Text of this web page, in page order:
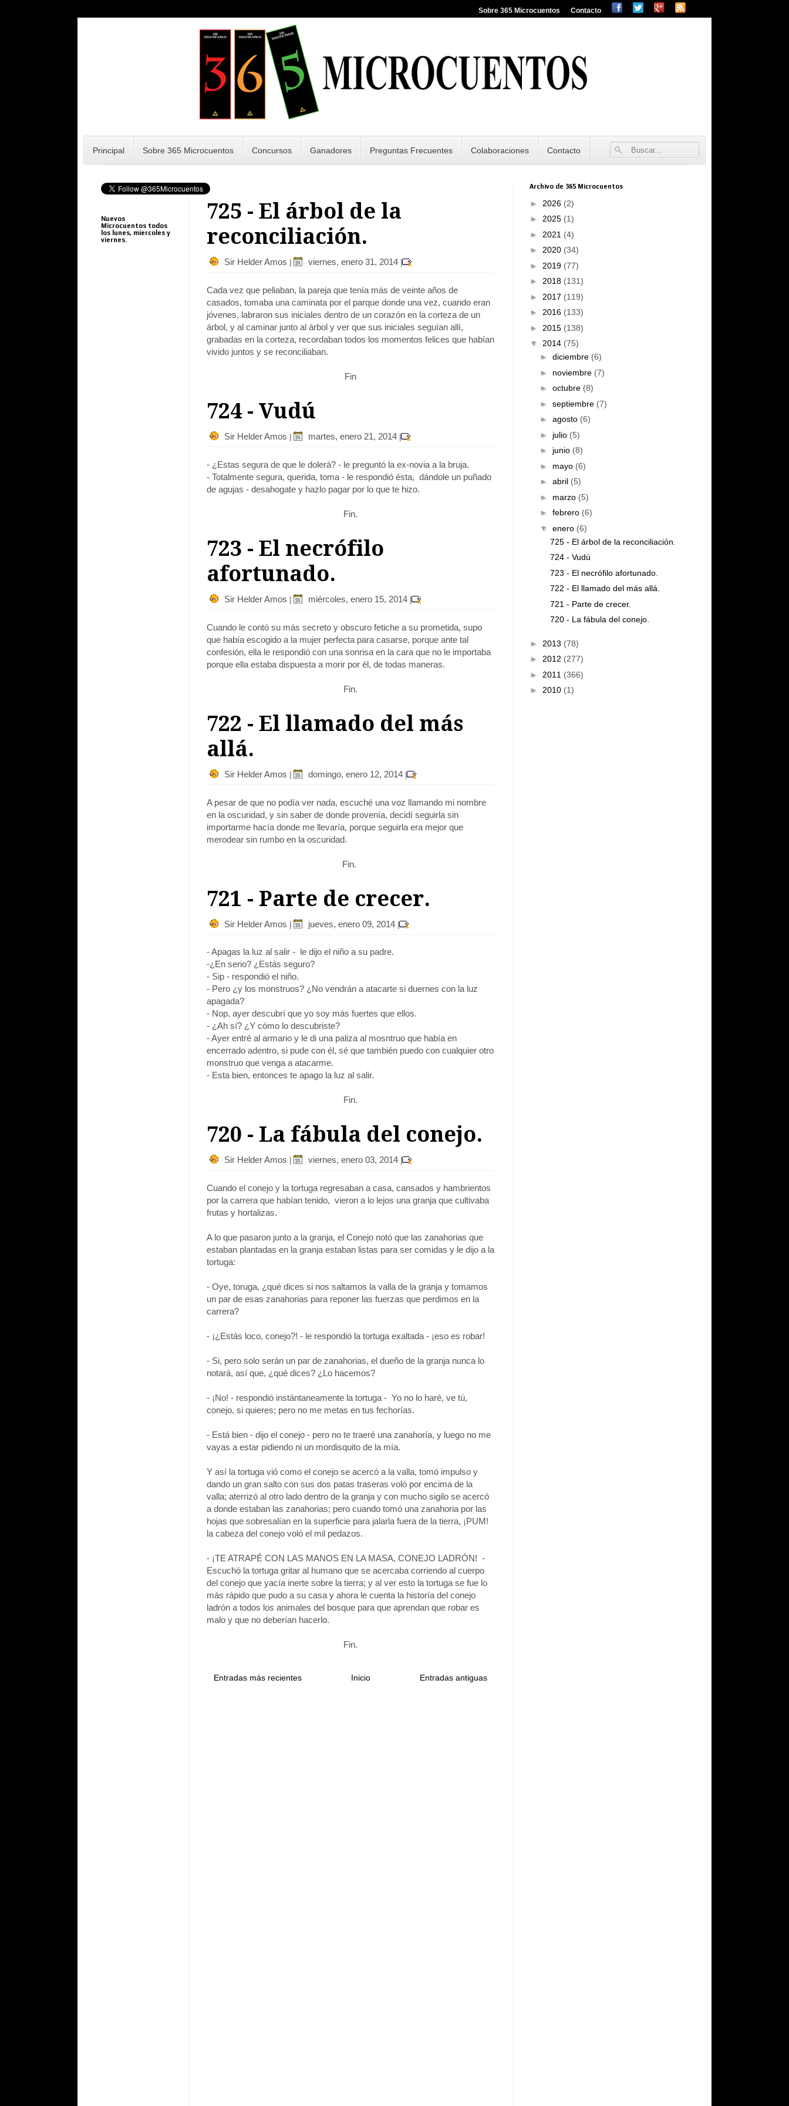
Sobre 365 Microcuentos Contacto
Principal Sobre 365 Microcuentos Concursos Ganadores Preguntas Frecuentes Colaboraciones Contacto
725 - El árbol de la
reconciliación.
Sir Helder Amos viernes, enero 31, 2014
Cada vez que peliaban, la pareja que tenía más de veinte años de
casados, tomaba una caminata por el parque donde una vez, cuando eran
jóvenes, labraron sus iniciales dentro de un corazón en la corteza de un
árbol, y al caminar junto al árbol y ver que sus iniciales seguían allí,
grabadas en la corteza, recordaban todos los momentos felices que habían
vivido juntos y se reconciliaban.
Fin
724 - Vudú
Sir Helder Amos martes, enero 21, 2014
- ¿Estas segura de que le dolerá? - le preguntó la ex-novia a la bruja.
- Totalmente segura, querida, toma - le respondió ésta, dándole un puñado
de agujas - desahogate y hazlo pagar por lo que te hizo.
Fin.
723 - El necrófilo
afortunado.
Sir Helder Amos miércoles, enero 15, 2014
Cuando le contó su más secreto y obscuro fetiche a su prometida, supo
que había escogido a la mujer perfecta para casarse, porque ante tal
confesión, ella le respondió con una sonrisa en la cara que no le importaba
porque ella estaba dispuesta a morir por él, de todas maneras.
Fin.
722 - El llamado del más
allá.
Sir Helder Amos domingo, enero 12, 2014
A pesar de que no podía ver nada, escuché una voz llamando mi nombre
en la oscuridad, y sin saber de donde provenía, decidí seguirla sin
importarme hacía donde me llevaría, porque seguirla era mejor que
merodear sin rumbo en la oscuridad.
Fin.
721 - Parte de crecer.
Sir Helder Amos jueves, enero 09, 2014
- Apagas la luz al salir - le dijo el niño a su padre.
-¿En serio? ¿Estás seguro?
- Sip - respondió el niño.
- Pero ¿y los monstruos? ¿No vendrán a atacarte si duernes con la luz
apagada?
- Nop, ayer descubrí que yo soy más fuertes que ellos.
- ¿Ah sí? ¿Y cómo lo descubriste?
- Ayer entré al armario y le di una paliza al mosntruo que había en
encerrado adentro, si pude con él, sé que también puedo con cualquier otro
monstruo que venga a atacarme.
- Esta bien, entonces te apago la luz al salir.
Fin.
720 - La fábula del conejo.
Sir Helder Amos viernes, enero 03, 2014
Cuando el conejo y la tortuga regresaban a casa, cansados y hambrientos
por la carrera que habían tenido, vieron a lo lejos una granja que cultivaba
frutas y hortalizas.
A lo que pasaron junto a la granja, el Conejo notó que las zanahorias que
estaban plantadas en la granja estaban listas para ser comidas y le dijo a la
tortuga:
- Oye, toruga, ¿qué dices si nos saltamos la valla de la granja y tomamos
un par de esas zanahorias para reponer las fuerzas que perdimos en la
carrera?
- ¡¿Estás loco, conejo?! - le respondió la tortuga exaltada - ¡eso es robar!
- Si, pero solo serán un par de zanahorias, el dueño de la granja nunca lo
notará, así que, ¿qué dices? ¿Lo hacemos?
- ¡No! - respondió instántaneamente la tortuga - Yo no lo haré, ve tú,
conejo, si quieres; pero no me metas en tus fechorías.
- Está bien - dijo el conejo - pero no te traeré una zanahoría, y luego no me
vayas a estar pidiendo ni un mordisquito de la mía.
Y así la tortuga vió como el conejo se acercó a la valla, tomó impulso y
dando un gran salto con sus dos patas traseras voló por encima de la
valla; aterrizó al otro lado dentro de la granja y con mucho sigilo se acercó
a donde estaban las zanahorias; pero cuando tomó una zanahoria por las
hojas que sobresalían en la superficie para jalarla fuera de la tierra, ¡PUM!
la cabeza del conejo voló el mil pedazos.
- ¡TE ATRAPÉ CON LAS MANOS EN LA MASA, CONEJO LADRÓN! -
Escuchó la tortuga gritar al humano que se acercaba corriendo al cuerpo
del conejo que yacía inerte sobre la tierra; y al ver esto la tortuga se fue lo
más rápido que pudo a su casa y ahora le cuenta la historía del conejo
ladrón a todos los animales del bosque para que aprendan que robar es
malo y que no deberían hacerlo.
Fin.
Entradas más recientes Entradas antiguas
Inicio
Nuevos
Microcuentos todos
los lunes, miercoles y
viernes.
Archivo de 365 Microcuentos
► 2026 (2)
► 2025 (1)
► 2021 (4)
► 2020 (34)
► 2019 (77)
► 2018 (131)
► 2017 (119)
► 2016 (133)
► 2015 (138)
▼ 2014 (75)
► diciembre (6)
► noviembre (7)
► octubre (8)
► septiembre (7)
► agosto (6)
► julio (5)
► junio (8)
► mayo (6)
► abril (5)
► marzo (5)
► febrero (6)
▼ enero (6)
725 - El árbol de la reconciliación.
724 - Vudú
723 - El necrófilo afortunado.
722 - El llamado del más allá.
721 - Parte de crecer.
720 - La fábula del conejo.
► 2013 (78)
► 2012 (277)
► 2011 (366)
► 2010 (1)